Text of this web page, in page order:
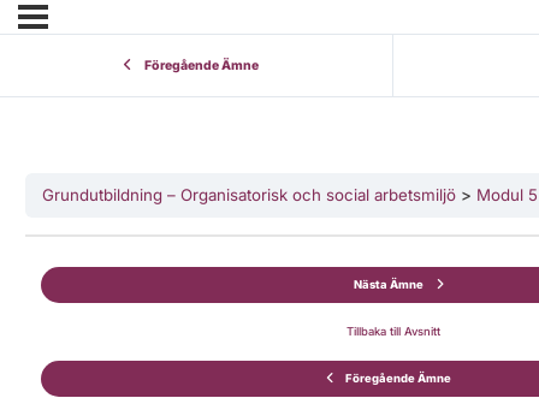
Föregående Ämne
Grundutbildning – Organisatorisk och social arbetsmiljö Modul
Föregående Ämne
Tillbaka till Avsnitt
Nästa Ämne